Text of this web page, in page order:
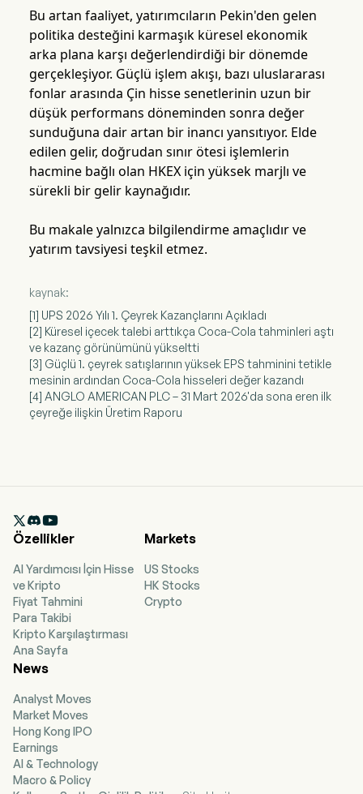
Bu artan faaliyet, yatırımcıların Pekin'den gelen
politika desteğini karmaşık küresel ekonomik
arka plana karşı değerlendirdiği bir dönemde
gerçekleşiyor. Güçlü işlem akışı, bazı uluslararası
fonlar arasında Çin hisse senetlerinin uzun bir
düşük performans döneminden sonra değer
sunduğuna dair artan bir inancı yansıtıyor. Elde
edilen gelir, doğrudan sınır ötesi işlemlerin
hacmine bağlı olan HKEX için yüksek marjlı ve
sürekli bir gelir kaynağıdır.
Bu makale yalnızca bilgilendirme amaçlıdır ve
yatırım tavsiyesi teşkil etmez.
kaynak:
[1] UPS 2026 Yılı 1. Çeyrek Kazançlarını Açıkladı
[2] Küresel içecek talebi arttıkça Coca-Cola tahminleri aştı
ve kazanç görünümünü yükseltti
[3] Güçlü 1. çeyrek satışlarının yüksek EPS tahminini tetikle
mesinin ardından Coca-Cola hisseleri değer kazandı
[4] ANGLO AMERICAN PLC – 31 Mart 2026'da sona eren ilk
çeyreğe ilişkin Üretim Raporu

Özellikler
AI Yardımcısı İçin Hisse
ve Kripto
Fiyat Tahmini
Para Takibi
Kripto Karşılaştırması
Ana Sayfa
Markets
US Stocks
HK Stocks
Crypto
News
Analyst Moves
Market Moves
Hong Kong IPO
Earnings
AI & Technology
Macro & Policy